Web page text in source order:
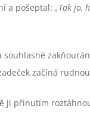
a pošeptal:
Tak jo,
začíná
ji přinutím